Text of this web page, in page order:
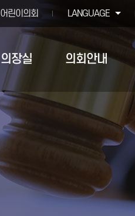
어린이의회 LANGUAGE
의장실 의회안내